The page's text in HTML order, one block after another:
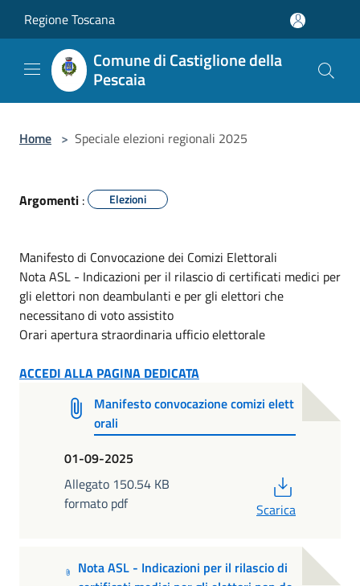
Regione Toscana
Comune di Castiglione della
Pescaia
Home > Speciale elezioni regionali 2025
Argomenti : Elezioni
Manifesto di Convocazione dei Comizi Elettorali
Nota ASL - Indicazioni per il rilascio di certificati medici per
gli elettori non deambulanti e per gli elettori che
necessitano di voto assistito
Orari apertura straordinaria ufficio elettorale
ACCEDI ALLA PAGINA DEDICATA
Manifesto convocazione comizi elett
orali
01-09-2025
Allegato 150.54 KB
formato pdf
Scarica
Nota ASL - Indicazioni per il rilascio di